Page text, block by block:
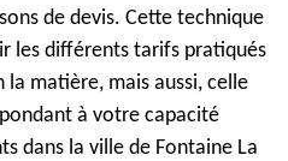
de devis. Cette technique
les différents tarifs pratiqués
la matière, mais aussi, celle
à votre capacité
dans la ville de Fontaine La